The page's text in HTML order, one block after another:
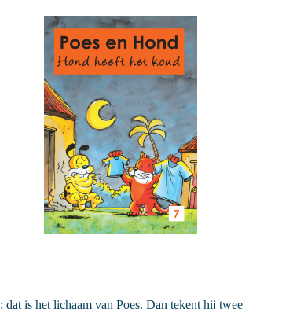
is het lichaam van Poes. Dan tekent hij twee